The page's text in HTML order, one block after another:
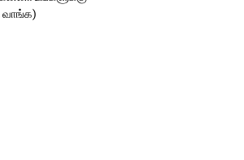
வாங்க)